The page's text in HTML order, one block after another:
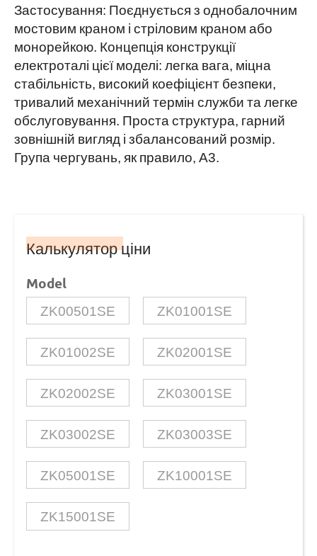
Застосування: Поєднується з однобалочним
мостовим краном і стріловим краном або
монорейкою. Концепція конструкції
електроталі цієї моделі: легка вага, міцна
стабільність, високий коефіцієнт безпеки,
тривалий механічний термін служби та легке
обслуговування. Проста структура, гарний
зовнішній вигляд і збалансований розмір.
Група чергувань, як правило, А3.
Калькулятор ціни
Model
ZK00501SE ZK01001SE
ZK01002SE ZK02001SE
ZK02002SE ZK03001SE
ZK03002SE ZK03003SE
ZK05001SE ZK10001SE
ZK15001SE